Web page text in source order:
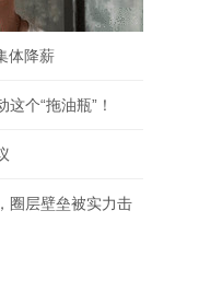
体降薪
个“拖油瓶”！
圈层壁垒被实力击